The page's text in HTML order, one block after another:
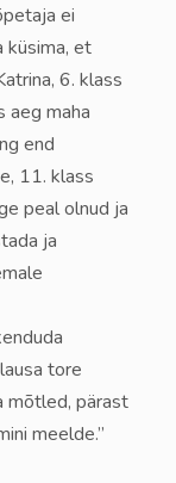
ei
küsima, et
6. klass
maha
end
11. klass
peal olnud ja
ja
tore
mõtled, pärast
meelde.”